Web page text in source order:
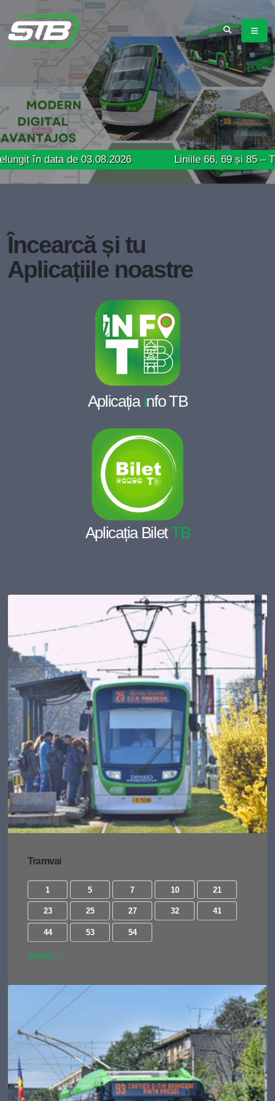
de 03.08.2026 Liniile 66, 69 și 85 – Trasee
Încearcă și tu
Aplicațiile noastre
Aplicația info TB
Aplicația BiletTB
Tramvai
1 5 7 10 21
23 25 27 32 41
44 53 54
Vezi tot